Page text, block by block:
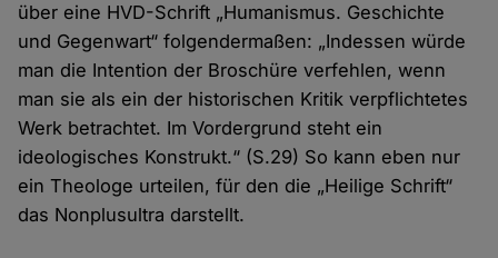
über eine HVD-Schrift „Humanismus. Geschichte
und Gegenwart“ folgendermaßen: „Indessen würde
man die Intention der Broschüre verfehlen, wenn
man sie als ein der historischen Kritik verpflichtetes
Werk betrachtet. Im Vordergrund steht ein
ideologisches Konstrukt.“ (S.29) So kann eben nur
ein Theologe urteilen, für den die „Heilige Schrift“
das Nonplusultra darstellt.